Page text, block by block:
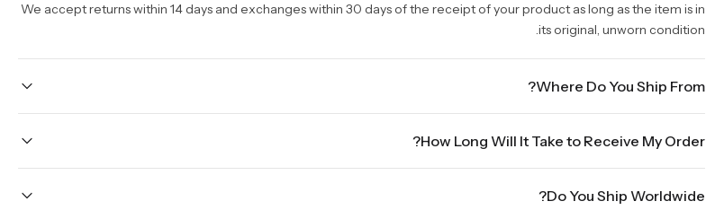
We accept returns within 14 days and exchanges within 30 days of the receipt of your product as long as the item is in
its original, unworn condition.
Where Do You Ship From?
How Long Will It Take to Receive My Order?
holidays will be shipped on the next business day. Please allow up to three business days for order processing during
Do You Ship Worldwide?